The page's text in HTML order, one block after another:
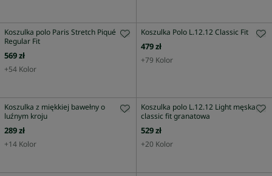
Koszulka polo Paris Stretch Piqué
Regular Fit
569 zł
+54 Kolor
Koszulka Polo L.12.12 Classic Fit
479 zł
+79 Kolor
Koszulka z miękkiej bawełny o
luźnym kroju
289 zł
+14 Kolor
Koszulka polo L.12.12 Light męska
classic fit granatowa
529 zł
+20 Kolor